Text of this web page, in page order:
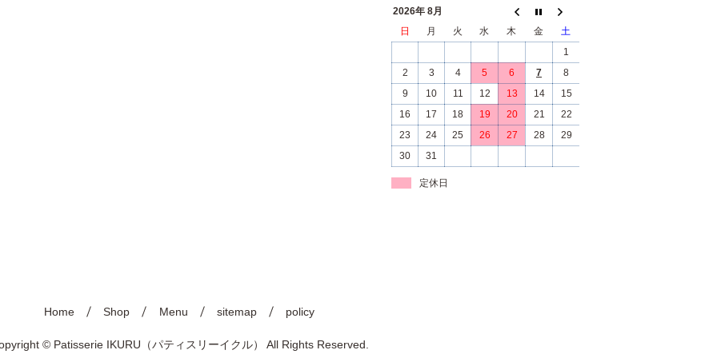
2026年 8月
日
月 火 水 木 金
土
1
2
3 4 5 6 7
8
9
10 11 12 13 14
15
16
17 18 19 20 21
22
23
24 25 26 27 28
29
30
31
定休日
Home Shop Menu sitemap policy
© Patisserie IKURU（パティスリーイクル） All Rights Reserved.